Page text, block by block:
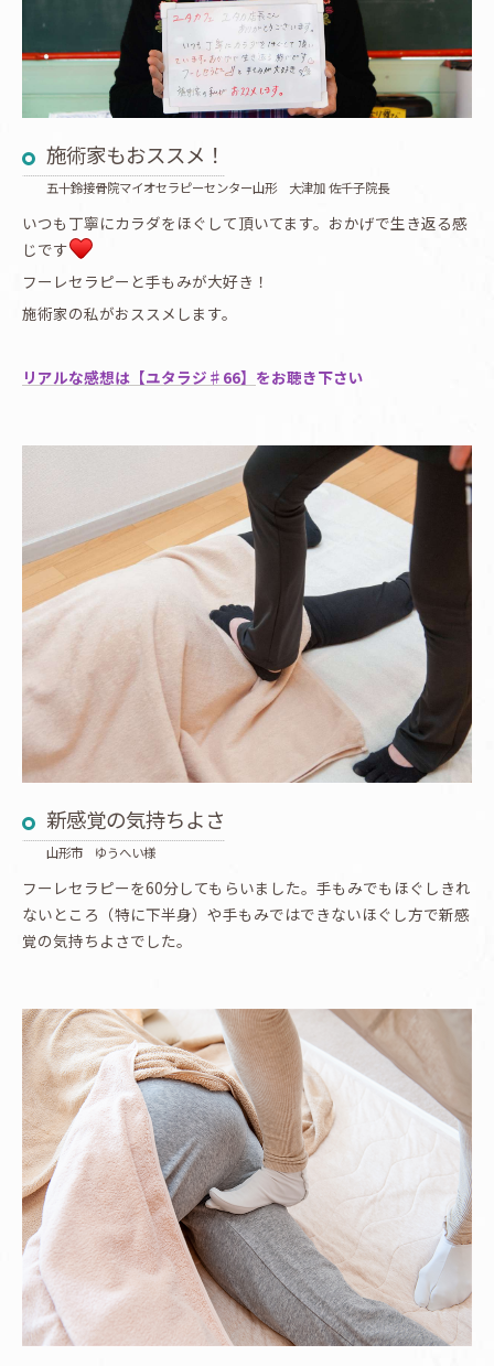
施術家もおススメ！
五十鈴接骨院マイオセラピーセンター山形 大津加 佐千子院長
いつも丁寧にカラダをほぐして頂いてます。おかげで生き返る感
じです
フーレセラピーと手もみが大好き！
施術家の私がおススメします。
リアルな感想は【ユタラジ♯66】 をお聴き下さい
新感覚の気持ちよさ
山形市 ゆうへい様
フーレセラピーを60分してもらいました。手もみでもほぐしきれ
ないところ（特に下半身）や手もみではできないほぐし方で新感
覚の気持ちよさでした。